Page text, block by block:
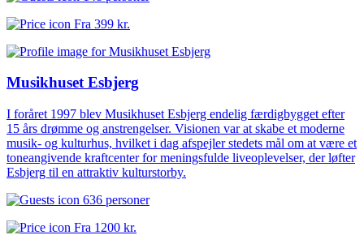
Fra 399 kr.
Musikhuset Esbjerg
I foråret 1997 blev Musikhuset Esbjerg endelig færdigbygget efter
15 års drømme og anstrengelser. Visionen var at skabe et moderne
musik- og kulturhus, hvilket i dag afspejler stedets mål om at være et
toneangivende kraftcenter for meningsfulde liveoplevelser, der løfter
Esbjerg til en attraktiv kulturstorby.
636 personer
Fra 1200 kr.